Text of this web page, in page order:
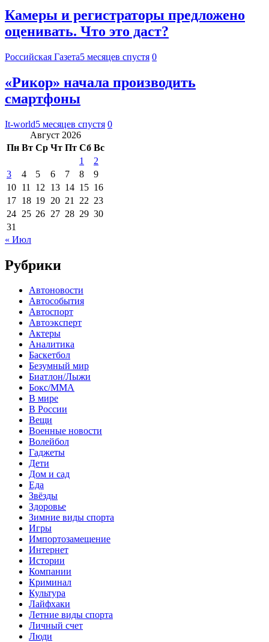
Камеры и регистраторы предложено
оценивать. Что это даст?
Российская Газета5 месяцев спустя 0
«Рикор» начала производить
смартфоны
It-world5 месяцев спустя 0
Август 2026
Пн Вт Ср Чт Пт Сб Вс
1
2
3
4 5 6 7 8
9
10 11 12 13 14 15 16
17 18 19 20 21 22 23
24 25 26 27 28 29 30
31
« Июл
Рубрики
Автоновости
Автособытия
Автоспорт
Автоэксперт
Актеры
Аналитика
Баскетбол
Безумный мир
Биатлон/Лыжи
Бокс/MMA
В мире
В России
Вещи
Военные новости
Волейбол
Гаджеты
Дети
Дом и сад
Еда
Звёзды
Здоровье
Зимние виды спорта
Игры
Импортозамещение
Интернет
Истории
Компании
Криминал
Культура
Лайфхаки
Летние виды спорта
Личный счет
Люди